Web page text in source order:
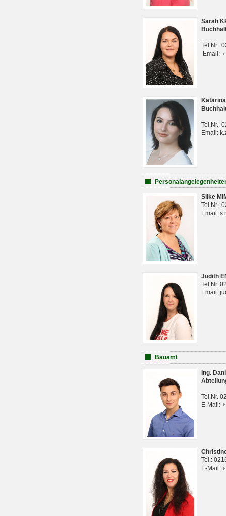
Sarah
Tel:Nr.:
Email:
Tel.Nr.:
Email:
Silke
Tel.Nr.:
Email:
Judith
Tel.Nr.
Email:
Bauamt
Ing.
Tel.Nr.
E-Mail:
Tel.:
E-Mail: